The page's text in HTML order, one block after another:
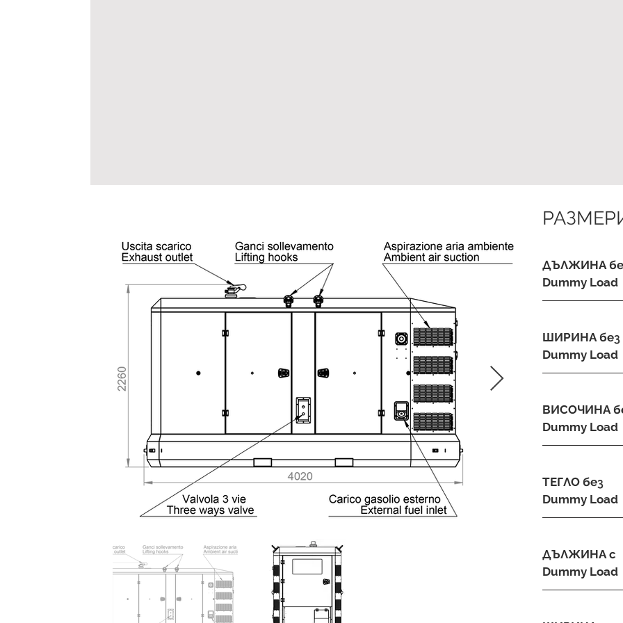
ДЪЛЖИНА
Dummy Load
ШИРИНА без
Dummy Load
ВИСОЧИНА
Dummy Load
ТЕГЛО без
Dummy Load
ДЪЛЖИНА с
Dummy Load